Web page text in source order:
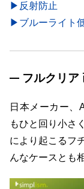
▶反射防止
▶ブルーライト
フルクリア
日本メーカー、
もひと回り小さ
により起こるフ
んなケースとも